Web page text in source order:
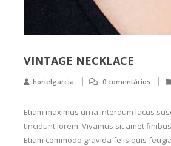
VINTAGE NECKLACE
horielgarcia 0 comentários
Etiam maximus urna interdum lacus
tincidunt lorem. Vivamus sit amet
Etiam commodo gravida felis quis